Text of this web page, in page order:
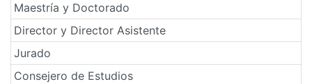
Maestría y Doctorado
Director y Director Asistente
Jurado
Consejero de Estudios